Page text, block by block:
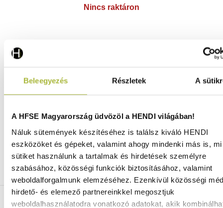
Beleegyezés Részletek A
A HFSE Magyarország üdvözöl a HENDI világában!
Náluk sütemények készítéséhez is találsz kiváló HENDI
eszközöket és gépeket, valamint ahogy mindenki más is,
sütiket használunk a tartalmak és hirdetések személyre
szabásához, közösségi funkciók biztosításához, valamint
weboldalforgalmunk elemzéséhez. Ezenkívül közösségi
hirdető- és elemező partnereinkkel megosztjuk
weboldalhasználatodra vonatkozó adatokat, akik
Nincs raktáron
Ingyenes szállítás 25 000 Ft felett
Szállítás akár 1 munkanapon belül
Mindig a legkedvezőbb HENDI árak
Több mint 2000 termék raktáron
ELÉRHETŐSÉGEINK